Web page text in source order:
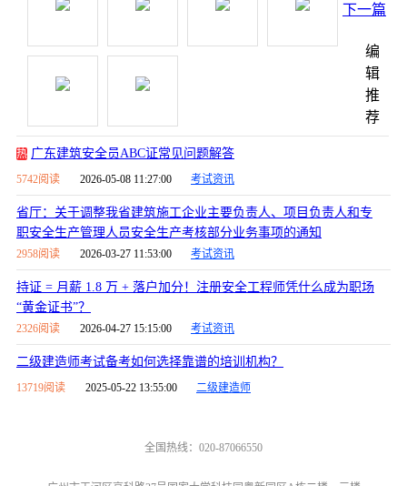
下一篇
编
辑
推
荐
热 广东建筑安全员ABC证常见问题解答
5742阅读 2026-05-08 11:27:00 考试资讯
省厅：关于调整我省建筑施工企业主要负责人、项目负责人和专
职安全生产管理人员安全生产考核部分业务事项的通知
2958阅读 2026-03-27 11:53:00 考试资讯
持证 = 月薪 1.8 万 + 落户加分！注册安全工程师凭什么成为职场
“黄金证书”？
2326阅读 2026-04-27 15:15:00 考试资讯
二级建造师考试备考如何选择靠谱的培训机构？
13719阅读 2025-05-22 13:55:00 二级建造师
全国热线：020-87066550